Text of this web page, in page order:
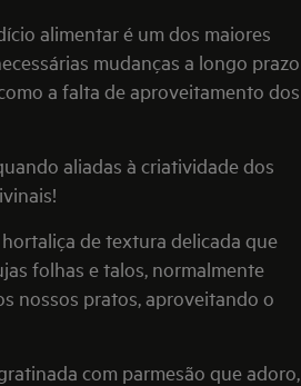
alimentar é um dos maiores
mudanças a longo prazo
a falta de aproveitamento dos
aliadas à criatividade dos
de textura delicada que
folhas e talos, normalmente
nossos pratos, aproveitando o
com parmesão que adoro,